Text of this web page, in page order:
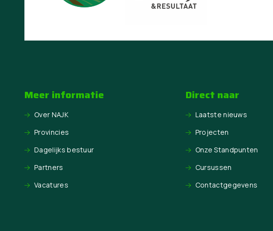
Meer informatie
Over NAJK
Provincies
Dagelijks bestuur
Partners
Vacatures
Direct naar
Laatste nieuws
Projecten
Onze Standpunten
Cursussen
Contactgegevens